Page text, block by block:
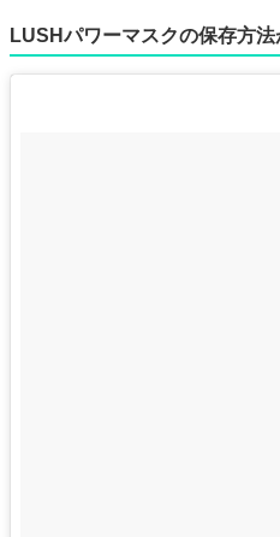
LUSHパワーマスクの保存方法